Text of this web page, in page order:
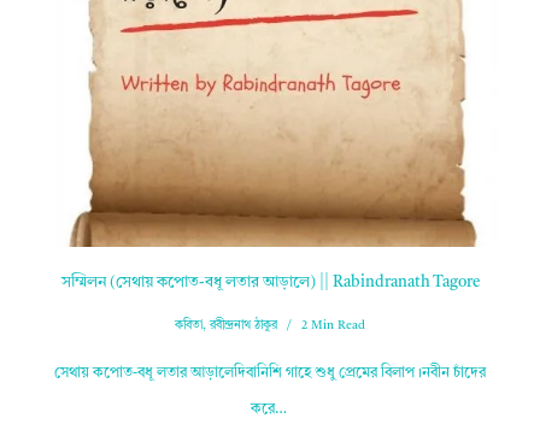
সম্মিলন (সেথায় কপোত-বধূ লতার আড়ালে) || Rabindranath Tagore
কবিতা,রবীন্দ্রনাথ ঠাকুর 2 Min Read
সেথায় কপোত-বধূ লতার আড়ালেদিবানিশি গাহে শুধু প্রেমের বিলাপ।নবীন চাঁদের
করে…